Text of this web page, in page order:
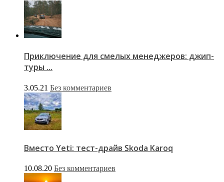
Приключение для смелых менеджеров: джип-
туры ...
3.05.21 Без комментариев
Вместо Yeti: тест-драйв Skoda Karoq
10.08.20 Без комментариев